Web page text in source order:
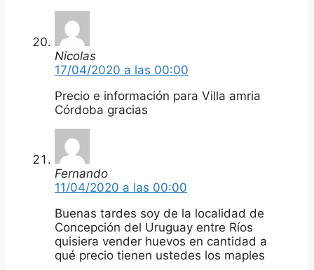
Nicolas
17/04/2020 a las 00:00
Precio e información para Villa amria
Córdoba gracias
Fernando
11/04/2020 a las 00:00
Buenas tardes soy de la localidad de
Concepción del Uruguay entre Ríos
quisiera vender huevos en cantidad a
qué precio tienen ustedes los maples